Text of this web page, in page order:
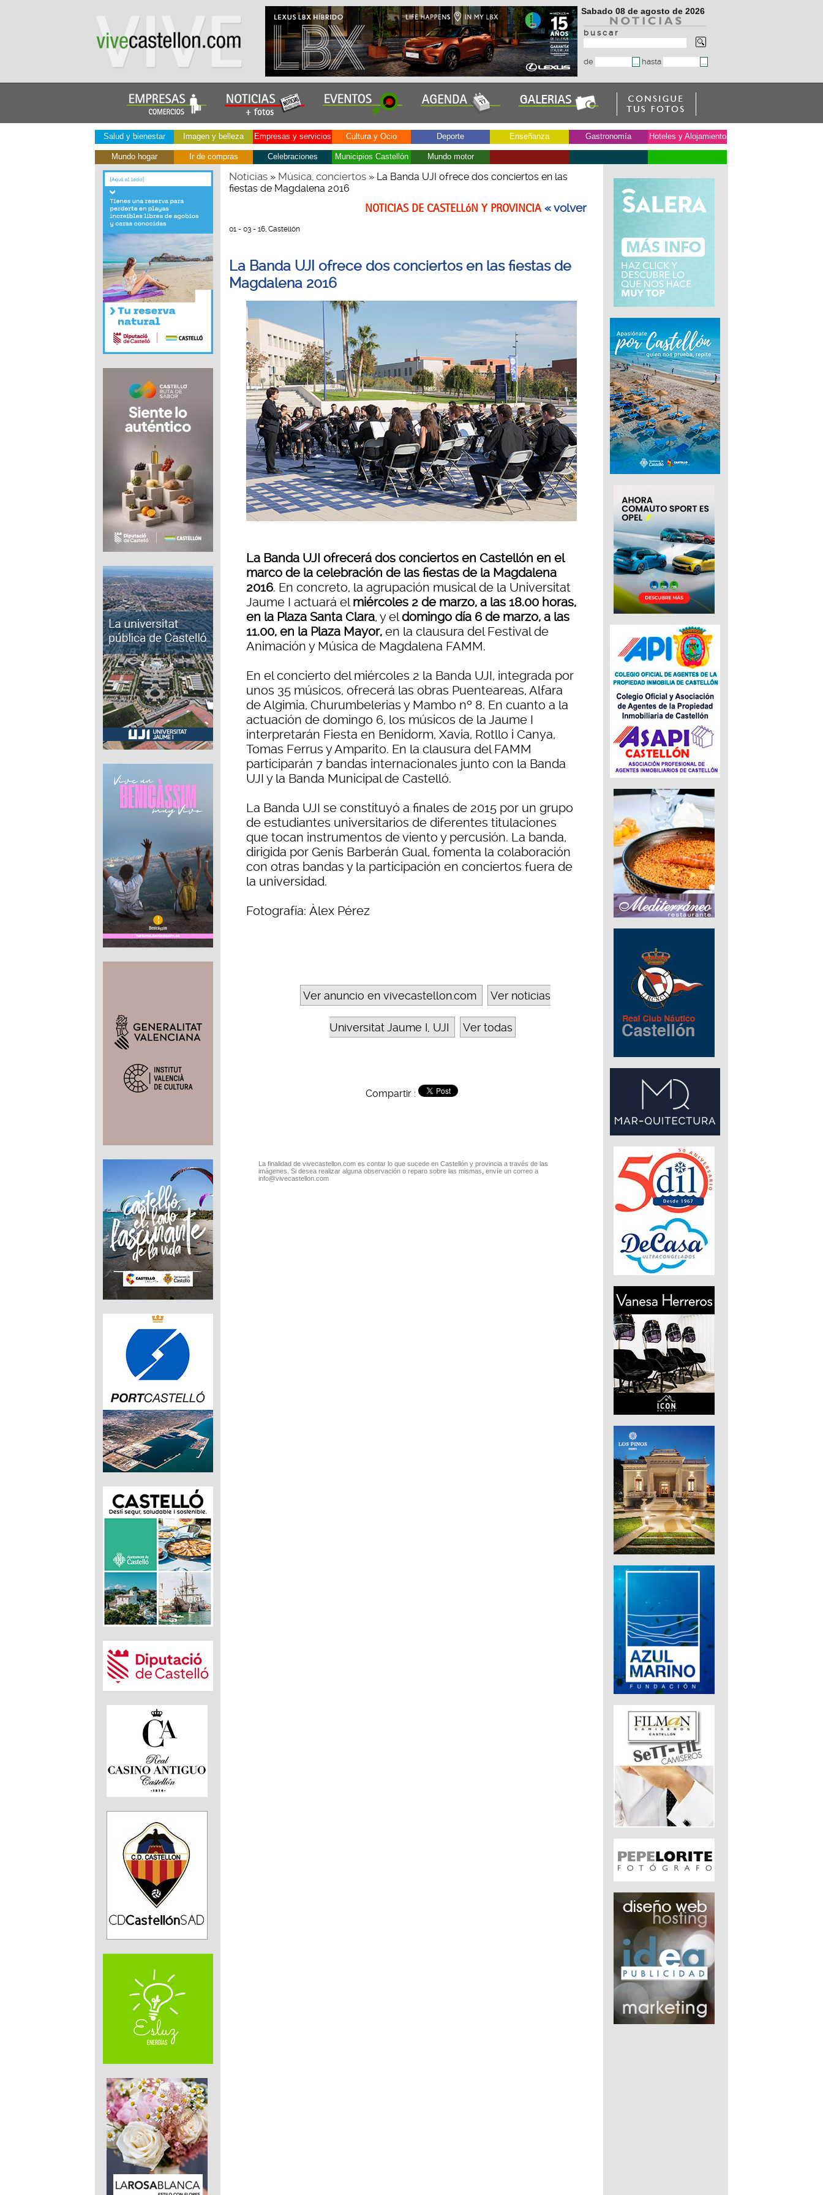
Sabado 08 de agosto de 2026
b u s c a r
de hasta
Salud y bienestar Imagen y belleza Empresas y servicios Cultura y Ocio Deporte Enseñanza Gastronomía Hoteles y Alojamiento
Mundo hogar Ir de compras Celebraciones Municipios Castellón Mundo motor
Noticias» Música, conciertos» La Banda UJI ofrece dos conciertos en las
fiestas de Magdalena 2016
NOTICIAS DE CASTELLóN Y PROVINCIA« volver
01 - 03 - 16, Castellón
La Banda UJI ofrece dos conciertos en las fiestas de
Magdalena 2016
La Banda UJI ofrecerá dos conciertos en Castellón en el
marco de la celebración de las fiestas de la Magdalena
2016. En concreto, la agrupación musical de la Universitat
Jaume I actuará elmiércoles 2 de marzo, a las 18.00 horas,
en la Plaza Santa Clara, y eldomingo día 6 de marzo, a las
11.00, en la Plaza Mayor, en la clausura del Festival de
Animación y Música de Magdalena FAMM.
En el concierto del miércoles 2 la Banda UJI, integrada por
unos 35 músicos, ofrecerá las obras Puenteareas, Alfara
de Algimia, Churumbelerias y Mambo nº 8. En cuanto a la
actuación de domingo 6, los músicos de la Jaume I
interpretarán Fiesta en Benidorm, Xavia, Rotllo i Canya,
Tomas Ferrus y Amparito. En la clausura del FAMM
participarán 7 bandas internacionales junto con la Banda
UJI y la Banda Municipal de Castelló.
La Banda UJI se constituyó a finales de 2015 por un grupo
de estudiantes universitarios de diferentes titulaciones
que tocan instrumentos de viento y percusión. La banda,
dirigida por Genís Barberán Gual, fomenta la colaboración
con otras bandas y la participación en conciertos fuera de
la universidad.
Fotografía: Àlex Pérez
Ver anuncio en vivecastellon.com Ver noticias
Universitat Jaume I, UJI Ver todas
Compartir :
La finalidad de vivecastellon.com es contar lo que sucede en Castellón y provincia a través de las
imágenes. Si desea realizar alguna observación o reparo sobre las mismas, envíe un correo a
info@vivecastellon.com